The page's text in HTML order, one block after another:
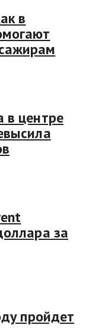
в
в центре
за
пройдет